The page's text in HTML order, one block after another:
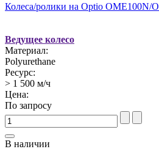
Колеса/ролики на Optio OME100N/
Ведущее колесо
Материал:
Polyurethane
Ресурс:
> 1 500 м/ч
Цена:
По запросу
В наличии